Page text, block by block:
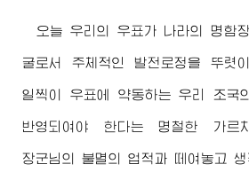
오늘 우리의 우표가 나라의 명함
굴로서 주체적인 발전로정을 뚜렷
일찍이 우표에 약동하는 우리 조국
반영되여야 한다는 명철한 가르
장군님 의 불멸의 업적과 떼여놓고 생